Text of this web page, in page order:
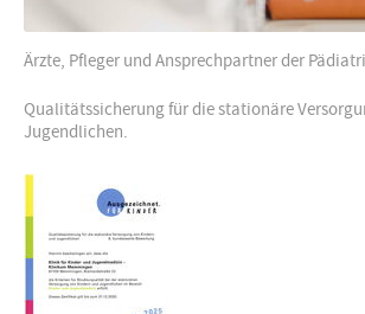
Ärzte, Pfleger und Ansprechpartner der
Qualitätssicherung für die stationäre
Jugendlichen.